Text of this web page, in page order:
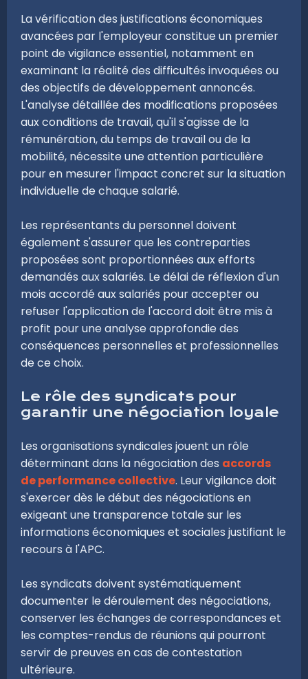
La vérification des justifications économiques
avancées par l'employeur constitue un premier
point de vigilance essentiel, notamment en
examinant la réalité des difficultés invoquées ou
des objectifs de développement annoncés.
L'analyse détaillée des modifications proposées
aux conditions de travail, qu'il s'agisse de la
rémunération, du temps de travail ou de la
mobilité, nécessite une attention particulière
pour en mesurer l'impact concret sur la situation
individuelle de chaque salarié.
Les représentants du personnel doivent
également s'assurer que les contreparties
proposées sont proportionnées aux efforts
demandés aux salariés. Le délai de réflexion d'un
mois accordé aux salariés pour accepter ou
refuser l'application de l'accord doit être mis à
profit pour une analyse approfondie des
conséquences personnelles et professionnelles
de ce choix.
Le rôle des syndicats pour
garantir une négociation loyale
Les organisations syndicales jouent un rôle
déterminant dans la négociation des accords
de performance collective. Leur vigilance doit
s'exercer dès le début des négociations en
exigeant une transparence totale sur les
informations économiques et sociales justifiant le
recours à l'APC.
Les syndicats doivent systématiquement
documenter le déroulement des négociations,
conserver les échanges de correspondances et
les comptes-rendus de réunions qui pourront
servir de preuves en cas de contestation
ultérieure.